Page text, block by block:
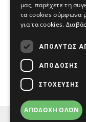
Οι παραγγελίες μου
Στοιχεία
211 444 2456 - 697
info@ecosafety.gr
μας, παρέχετε τη
τα cookies σύμφωνα
για τα cookies.
ΑΠΟΛΎΤΩΣ
ΑΠΌΔΟΣΗΣ
ΣΤΌΧΕΥΣΗΣ
ΑΠΟΔΟΧΉ ΌΛΩΝ